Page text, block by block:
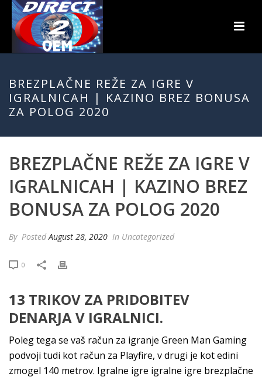
BREZPLAČNE REŽE ZA IGRE V
IGRALNICAH | KAZINO BREZ BONUSA
ZA POLOG 2020
BREZPLAČNE REŽE ZA IGRE V
IGRALNICAH | KAZINO BREZ
BONUSA ZA POLOG 2020
By PostedAugust 28, 2020 In Uncategorized
0
13 TRIKOV ZA PRIDOBITEV
DENARJA V IGRALNICI.
Poleg tega se vaš račun za igranje Green Man Gaming
podvoji tudi kot račun za Playfire, v drugi je kot edini
zmogel 140 metrov. Igralne igre igralne igre brezplačne